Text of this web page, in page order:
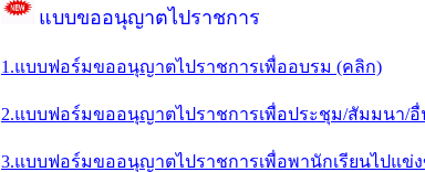
แบบขออนุญาตไปราชการ
1.แบบฟอร์มขออนุญาตไปราชการเพื่ออบรม (คลิก)
2.แบบฟอร์มขออนุญาตไปราชการเพื่อประชุม/สัมมนา/อื่
3.แบบฟอร์มขออนุญาตไปราชการเพื่อพานักเรียนไปแข่